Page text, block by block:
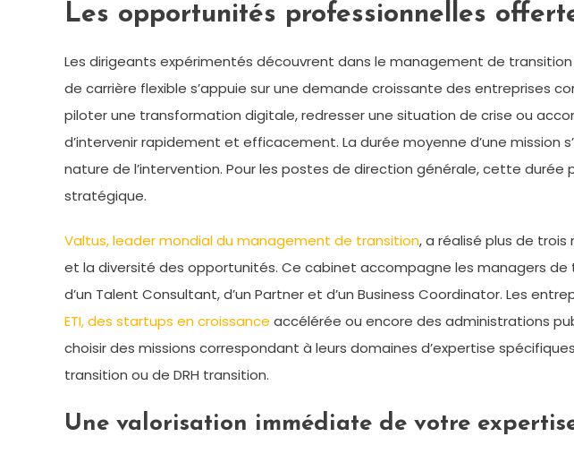
Les opportunités professionnelles
Les dirigeants expérimentés découvrent dans le management de
de carrière flexible s’appuie sur une demande croissante des entreprises
piloter une transformation digitale, redresser une situation de crise ou
d’intervenir rapidement et efficacement. La durée moyenne d’une
nature de l’intervention. Pour les postes de direction générale, cette
stratégique.
Valtus, leader mondial du management de transition, a réalisé plus de
et la diversité des opportunités. Ce cabinet accompagne les managers
d’un Talent Consultant, d’un Partner et d’un Business Coordinator. Les
ETI, des startups en croissance accélérée ou encore des administrations
choisir des missions correspondant à leurs domaines d’expertise
transition ou de DRH transition.
Une valorisation immédiate de votre